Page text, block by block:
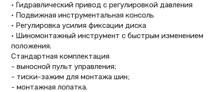
• Гидравлический привод с регулировкой давления
• Подвижная инструментальная консоль
• Регулировка усилия фиксации диска
• Шиномонтажный инструмент с быстрым изменением
положения.
Стандартная комплектация
- выносной пульт управления;
- тиски-зажим для монтажа шин;
- монтажная лопатка.